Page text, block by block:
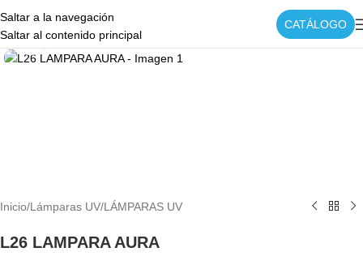
Saltar a la navegación
Saltar al contenido principal
CATÁLOGO
Haga clic para ampliar
Inicio/Lámparas UV/LÁMPARAS UV
L26 LAMPARA AURA